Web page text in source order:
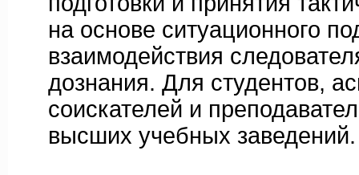
на основе ситуационного
взаимодействия
дознания. Для студентов,
соискателей и
высших учебных заведений.